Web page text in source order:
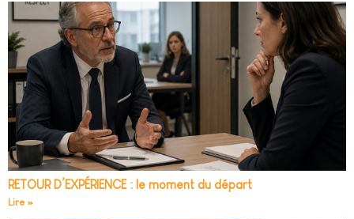
RETOUR D’EXPÉRIENCE : le moment du départ
Lire »